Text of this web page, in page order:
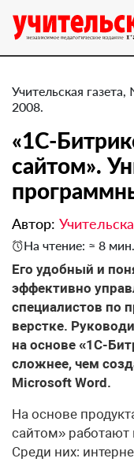
Учительская
2008.
«1C-
сайтом».
Автор:
На чтение: ≈ 8 мин.
Его удобный и
эффективно
специалистов по
верстке.
на основе «1С-
сложнее, чем
Microsoft Word.
На основе
сайтом» работают
Среди них: